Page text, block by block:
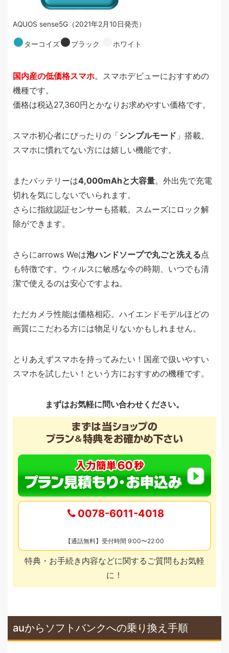
AQUOS sense5G（2021年2月10日発売）
● ターコイズ●ブラック ホワイト
国内産の低価格スマホ。スマホデビューにおすすめの
機種です。
価格は税込27,360円とかなりお求めやすい価格です。
スマホ初心者にぴったりの「シンプルモード 」搭載。
スマホに慣れてない方には嬉しい機能です。
またバッテリーは4,000mAhと大容量。外出先で充電
切れを気にしないでいられます。
さらに指紋認証センサーも搭載。スムーズにロック解
除ができます。
さらにarrows Weは泡ハンドソープで丸ごと洗える点
も特徴です。ウィルスに敏感な今の時期、いつでも清
潔で使えるのは安心ですよね。
ただカメラ性能は価格相応。ハイエンドモデルほどの
画質にこだわる方には物足りないかもしれません。
とりあえずスマホを持ってみたい！国産で扱いやすい
スマホを試したい！という方におすすめの機種です。
まずはお気軽に問い合わせください。
0078-6011-4018
【通話無料】受付時間 9:00〜22:00
特典・お手続き内容などに関するご質問もお気軽
に！
auからソフトバンクへの乗り換え手順